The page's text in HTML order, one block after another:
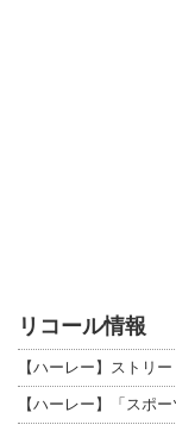
リコール情報
【ハーレー】ストリ